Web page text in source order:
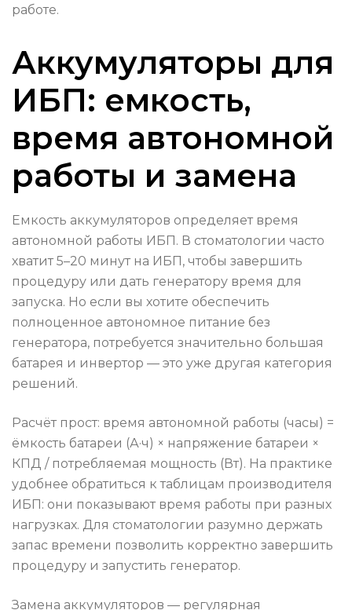
работе.
Аккумуляторы для
ИБП: емкость,
время автономной
работы и замена
Емкость аккумуляторов определяет время
автономной работы ИБП. В стоматологии часто
хватит 5–20 минут на ИБП, чтобы завершить
процедуру или дать генератору время для
запуска. Но если вы хотите обеспечить
полноценное автономное питание без
генератора, потребуется значительно большая
батарея и инвертор — это уже другая категория
решений.
Расчёт прост: время автономной работы (часы) =
ёмкость батареи (А·ч) × напряжение батареи ×
КПД / потребляемая мощность (Вт). На практике
удобнее обратиться к таблицам производителя
ИБП: они показывают время работы при разных
нагрузках. Для стоматологии разумно держать
запас времени позволить корректно завершить
процедуру и запустить генератор.
Замена аккумуляторов — регулярная